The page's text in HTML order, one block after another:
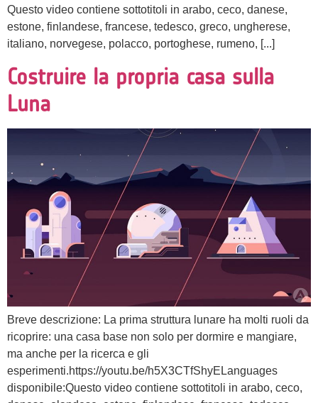
Questo video contiene sottotitoli in arabo, ceco, danese,
estone, finlandese, francese, tedesco, greco, ungherese,
italiano, norvegese, polacco, portoghese, rumeno, [...]
Costruire la propria casa sulla
Luna
Breve descrizione: La prima struttura lunare ha molti ruoli da
ricoprire: una casa base non solo per dormire e mangiare,
ma anche per la ricerca e gli
esperimenti.https://youtu.be/h5X3CTfShyELanguages
disponibile:Questo video contiene sottotitoli in arabo, ceco,